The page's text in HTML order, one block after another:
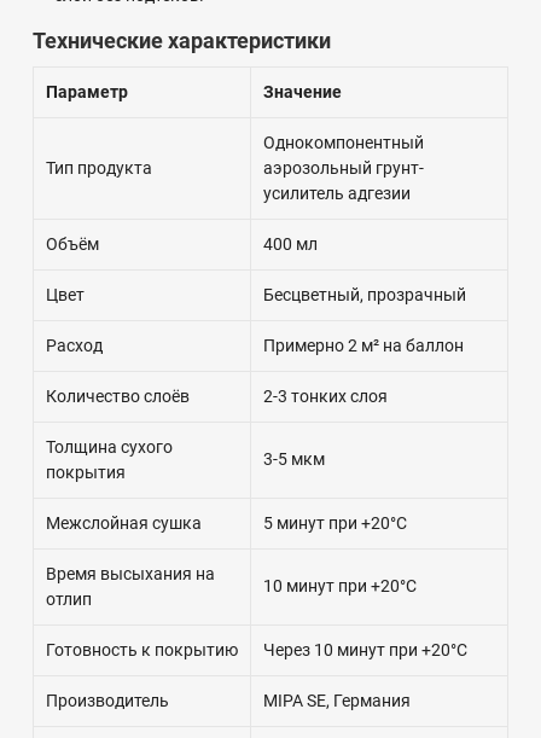
Технические характеристики
Параметр Значение
Тип продукта
Однокомпонентный
аэрозольный грунт-
усилитель адгезии
Объём 400 мл
Цвет Бесцветный, прозрачный
Расход Примерно 2 м² на баллон
Количество слоёв 2-3 тонких слоя
Толщина сухого
покрытия
3-5 мкм
Межслойная сушка 5 минут при +20°C
Время высыхания на
отлип
10 минут при +20°C
Готовность к покрытию Через 10 минут при +20°C
Производитель MIPA SE, Германия